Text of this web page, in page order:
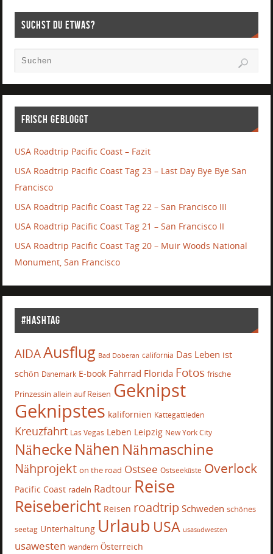
Suchst Du etwas?
Frisch gebloggt
USA Roadtrip Pacific Coast – Fazit
USA Roadtrip Pacific Coast Tag 23 – Last Day Bye Bye San
Francisco
USA Roadtrip Pacific Coast Tag 22 – San Francisco III
USA Roadtrip Pacific Coast Tag 21 – San Francisco II
USA Roadtrip Pacific Coast Tag 20 – Muir Woods National
Monument, San Francisco
#Hashtag
AIDAAusflug Bad Doberan california Das Leben ist
schön Dänemark E-book Fahrrad Florida Fotos frische
Prinzessin allein auf Reisen Geknipst
Geknipstes kalifornien Kattegattleden
Kreuzfahrt Las Vegas Leben Leipzig New York City
NäheckeNähen Nähmaschine
Nähprojekt on the road Ostsee Ostseeküste Overlock
Pacific Coast radeln Radtour Reise
Reisebericht Reisen roadtrip Schweden schönes
seetag Unterhaltung Urlaub USA usasüdwesten
usawesten wandern Österreich